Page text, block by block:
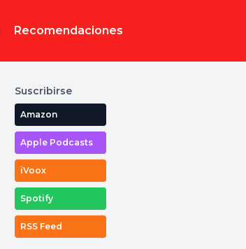
Recomendaciones
Suscribirse
Amazon
Apple Podcasts
iVoox
Spotify
RSS Feed